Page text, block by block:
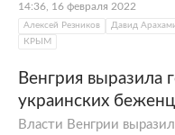
14:36, 16 февраля 2022
Алексей Резников Давид
КРЫМ
Венгрия выразила
украинских
Власти Венгрии